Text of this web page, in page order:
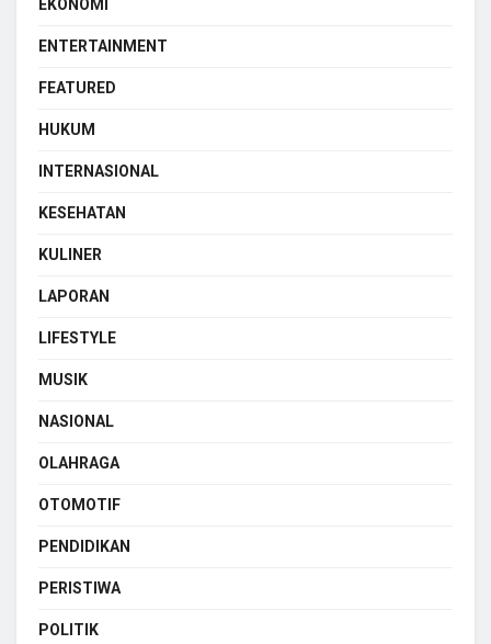
EKONOMI
ENTERTAINMENT
FEATURED
HUKUM
INTERNASIONAL
KESEHATAN
KULINER
LAPORAN
LIFESTYLE
MUSIK
NASIONAL
OLAHRAGA
OTOMOTIF
PENDIDIKAN
PERISTIWA
POLITIK